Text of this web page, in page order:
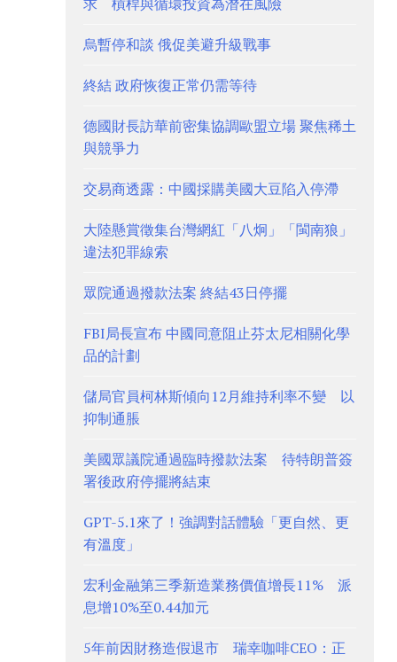
烏暫停和談 俄促美避升級戰事
終結 政府恢復正常仍需等待
德國財長訪華前密集協調歐盟立場 聚焦稀土
與競爭力
交易商透露：中國採購美國大豆陷入停滯
大陸懸賞徵集台灣網紅「八炯」「閩南狼」
違法犯罪線索
眾院通過撥款法案 終結43日停擺
FBI局長宣布 中國同意阻止芬太尼相關化學
品的計劃
儲局官員柯林斯傾向12月維持利率不變 以
抑制通脹
美國眾議院通過臨時撥款法案 待特朗普簽
署後政府停擺將結束
GPT-5.1來了！強調對話體驗「更自然、更
有溫度」
宏利金融第三季新造業務價值增長11% 派
息增10%至0.44加元
5年前因財務造假退市 瑞幸咖啡CEO：正